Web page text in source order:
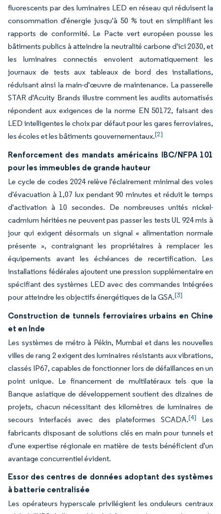
fluorescents par des luminaires LED en réseau qui réduisent la
consommation d'énergie jusqu'à 50 % tout en simplifiant les
rapports de conformité. Le Pacte vert européen pousse les
bâtiments publics à atteindre la neutralité carbone d'ici 2030, et
les luminaires connectés envoient automatiquement les
journaux de tests aux tableaux de bord des installations,
réduisant ainsi la main-d'œuvre de maintenance. La passerelle
STAR d'Acuity Brands illustre comment les audits automatisés
répondent aux exigences de la norme EN 50172, faisant des
LED intelligentes le choix par défaut pour les gares ferroviaires,
les écoles et les bâtiments gouvernementaux.[2]
Renforcement des mandats américains IBC/NFPA 101
pour les immeubles de grande hauteur
Le cycle de codes 2024 relève l'éclairement minimal des voies
d'évacuation à 1,07 lux pendant 90 minutes et réduit le temps
d'activation à 10 secondes. De nombreuses unités nickel-
cadmium héritées ne peuvent pas passer les tests UL 924 mis à
jour qui exigent désormais un signal « alimentation normale
présente », contraignant les propriétaires à remplacer les
équipements avant les échéances de recertification. Les
installations fédérales ajoutent une pression supplémentaire en
spécifiant des systèmes LED avec des commandes intégrées
pour atteindre les objectifs énergétiques de la GSA.[3]
Construction de tunnels ferroviaires urbains en Chine
et en Inde
Les systèmes de métro à Pékin, Mumbai et dans les nouvelles
villes de rang 2 exigent des luminaires résistants aux vibrations,
classés IP67, capables de fonctionner lors de défaillances en un
point unique. Le financement de multilatéraux tels que la
Banque asiatique de développement soutient des dizaines de
projets, chacun nécessitant des kilomètres de luminaires de
secours interfacés avec des plateformes SCADA.[4]
Les
fabricants disposant de solutions clés en main pour tunnels et
d'une expertise régionale en matière de tests bénéficient d'un
avantage concurrentiel évident.
Essor des centres de données adoptant des systèmes
à batterie centralisée
Les opérateurs hyperscale privilégient les onduleurs centraux